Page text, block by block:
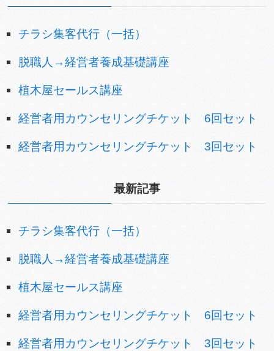
チラシ集客代行（一括）
脱職人→経営者養成基礎講座
植木屋セールス講座
経営者用カウンセリングチケット 6回セット
経営者用カウンセリングチケット 3回セット
最新記事
チラシ集客代行（一括）
脱職人→経営者養成基礎講座
植木屋セールス講座
経営者用カウンセリングチケット 6回セット
経営者用カウンセリングチケット 3回セット